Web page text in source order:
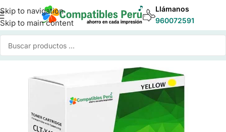
Skip to navigation
Skip to main content
Llámanos
960072591
Inicio/Toner para Impresoras/Toner Compatible Samsung